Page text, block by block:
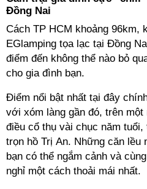
Đồng Nai
Cách TP HCM khoảng 96km,
EGlamping tọa lạc tại Đồng
điểm đến không thể nào bỏ
cho gia đình bạn.
Điểm nổi bật nhất tại đây
với xóm làng gần đó, trên
điều cổ thụ vài chục năm
trọn hồ Trị An. Những căn lều
bạn có thể ngắm cảnh và
nghỉ một cách thoải mái nhất.